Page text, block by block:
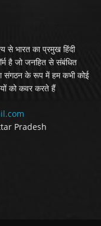
से भारत का प्रमुख हिंदी
है जो जनहित से संबंधित
संगठन के रूप में हम कभी कोई
को कवर करते हैं
Pradesh